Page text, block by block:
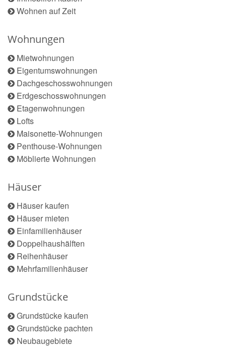
Wohnen auf Zeit
Wohnungen
Mietwohnungen
Eigentumswohnungen
Dachgeschosswohnungen
Erdgeschosswohnungen
Etagenwohnungen
Lofts
Maisonette-Wohnungen
Penthouse-Wohnungen
Möblierte Wohnungen
Häuser
Häuser kaufen
Häuser mieten
Einfamilienhäuser
Doppelhaushälften
Reihenhäuser
Mehrfamilienhäuser
Grundstücke
Grundstücke kaufen
Grundstücke pachten
Neubaugebiete